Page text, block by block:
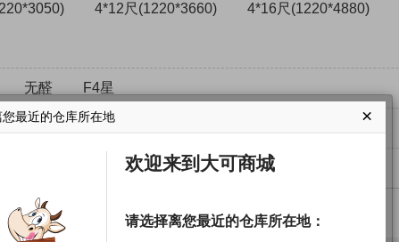
4*12尺(1220*3660) 4*16尺(1220*4880)
无醛 F4星
乐林 东源
最近的仓库所在地 ×
欢迎来到大可商城
请选择离您最近的仓库所在地：